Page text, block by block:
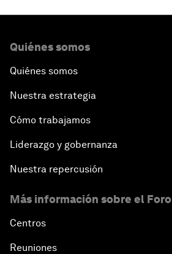
Quiénes somos
Quiénes somos
Nuestra estrategia
Cómo trabajamos
Liderazgo y gobernanza
Nuestra repercusión
Más información sobre el Foro
Centros
Reuniones